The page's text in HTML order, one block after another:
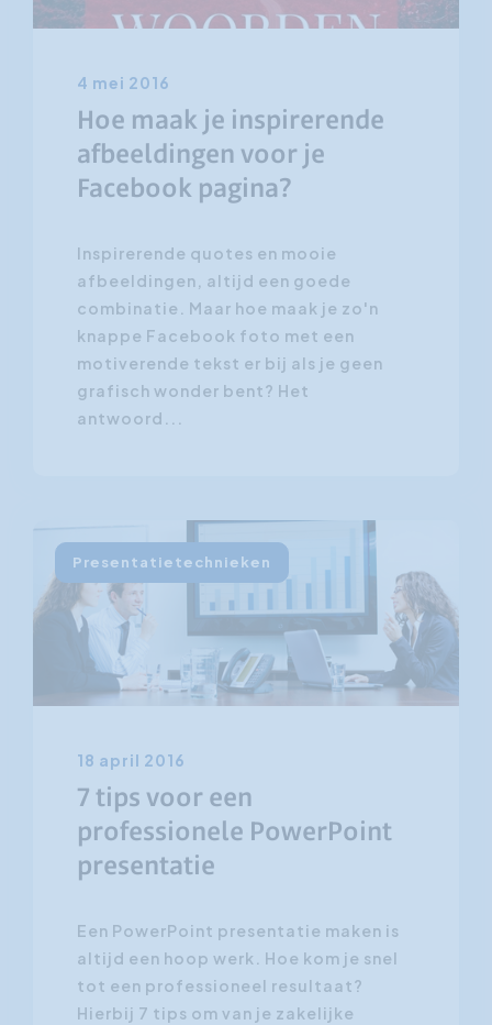
4 mei 2016
Hoe maak je inspirerende
afbeeldingen voor je
Facebook pagina?
Inspirerende quotes en mooie
afbeeldingen, altijd een goede
combinatie. Maar hoe maak je zo'n
knappe Facebook foto met een
motiverende tekst er bij als je geen
grafisch wonder bent? Het
antwoord...
Presentatietechnieken
18 april 2016
7 tips voor een
professionele PowerPoint
presentatie
Een PowerPoint presentatie maken is
altijd een hoop werk. Hoe kom je snel
tot een professioneel resultaat?
Hierbij 7 tips om van je zakelijke